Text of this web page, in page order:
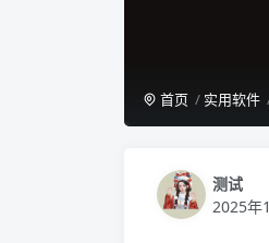
首页 实用软件
测试
2025年